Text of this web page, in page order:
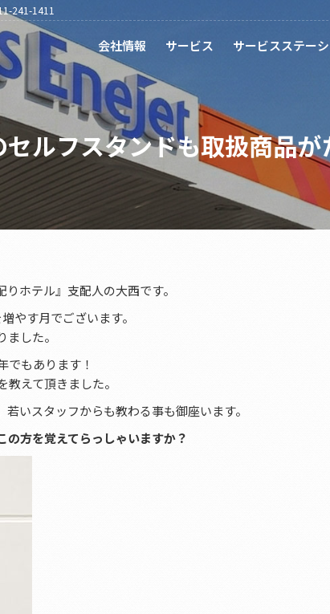
241-1411
会社情報 サービス サービスステー
ルフスタンドも取扱商品が
ホテル』支配人の大西です。
やす月でございます。
した。
でもあります！
えて頂きました。
いスタッフからも教わる事も御座います。
の方を覚えてらっしゃいますか？